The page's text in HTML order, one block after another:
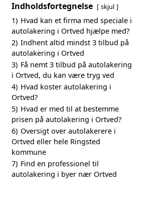
Indholdsfortegnelse skjul
1) Hvad kan et firma med speciale i
autolakering i Ortved hjælpe med?
2) Indhent altid mindst 3 tilbud på
autolakering i Ortved
3) Få nemt 3 tilbud på autolakering
i Ortved, du kan være tryg ved
4) Hvad koster autolakering i
Ortved?
5) Hvad er med til at bestemme
prisen på autolakering i Ortved?
6) Oversigt over autolakerere i
Ortved eller hele Ringsted
kommune
7) Find en professionel til
autolakering i byer nær Ortved